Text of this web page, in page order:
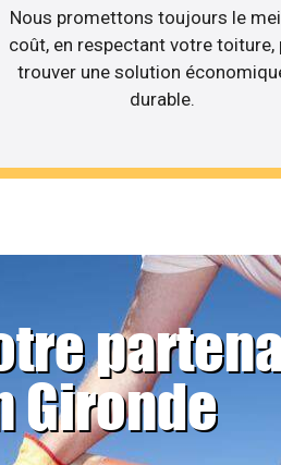
Nous promettons toujours le
coût, en respectant votre toiture,
trouver une solution
durable.
Gironde